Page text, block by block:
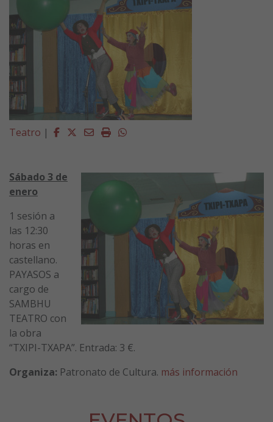
Teatro | Facebook
Twitter
EmailImprimirWhatsapp
Sábado 3 de
enero
1 sesión a
las 12:30
horas en
castellano.
PAYASOS a
cargo de
SAMBHU
TEATRO con
la obra
“TXIPI-TXAPA”. Entrada: 3 €.
Organiza: Patronato de Cultura. más información